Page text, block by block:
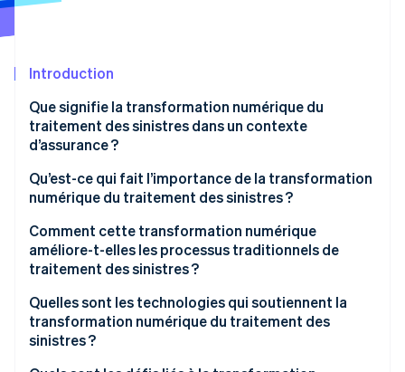
Regarder la vidéo
Introduction
Que signifie la transformation numérique du
traitement des sinistres dans un contexte
d’assurance ?
Qu’est-ce qui fait l’importance de la transformation
numérique du traitement des sinistres ?
Comment cette transformation numérique
améliore-t-elles les processus traditionnels de
traitement des sinistres ?
Première déclaration de sinistre (FNOL) accélérée
Tri et acheminement automatisés
Quelles sont les technologies qui soutiennent la
transformation numérique du traitement des
sinistres ?